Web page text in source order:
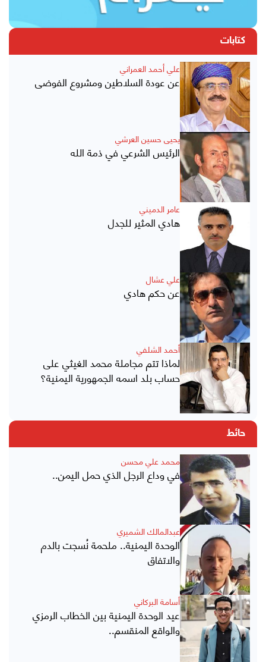
كتابات
علي أحمد العمراني
عن عودة السلاطين ومشروع الفوضى
يحيى حسين العرشي
الرئيس الشرعي في ذمة الله
عامر الدميني
هادي المثير للجدل
علي عشال
عن حكم هادي
أحمد الشلفي
لماذا تتم مجاملة محمد الغيثي على
حساب بلد اسمه الجمهورية اليمنية؟
حائط
محمد علي محسن
في وداع الرجل الذي حمل اليمن..
عبدالمالك الشميري
الوحدة اليمنية.. ملحمة نُسجت بالدم
والاتفاق
أسامة البركاني
عيد الوحدة اليمنية بين الخطاب الرمزي
والواقع المنقسم..